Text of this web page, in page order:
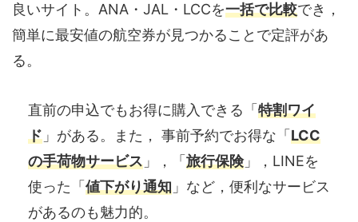
良いサイト。ANA・JAL・LCCを一括で比較でき，
簡単に最安値の航空券が見つかることで定評があ
る。
直前の申込でもお得に購入できる「 特割ワイ
ド 」がある。また， 事前予約でお得な「 LCC
の手荷物サービス 」，「 旅行保険」，LINEを
使った「 値下がり通知 」など，便利なサービス
があるのも魅力的。